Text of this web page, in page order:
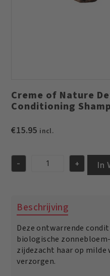
Creme of Nature
Conditioning
€15.95 incl.
Creme
Conditioning
Shampoo
32oz/946ml
aantal
- + In
Beschrijving
Deze ontwarrende
biologische
zijdezacht haar op
verzorgen.